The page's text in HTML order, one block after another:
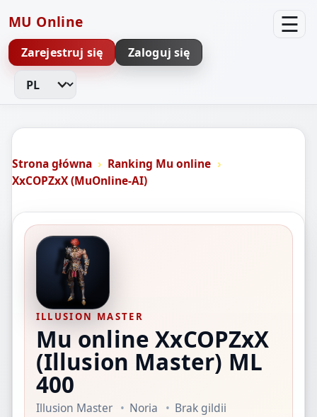
MU Online ☰
Zarejestruj się Zaloguj się
Zmień język
Strona główna
Ranking Mu online
XxCOPZxX (MuOnline-AI)
ILLUSION MASTER
Mu online XxCOPZxX
(Illusion Master) ML
400
Illusion Master Noria
Brak gildii